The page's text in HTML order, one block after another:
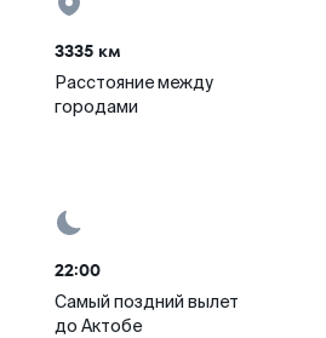
3335 км
Расстояние между
городами
22:00
Самый поздний вылет
до Актобе